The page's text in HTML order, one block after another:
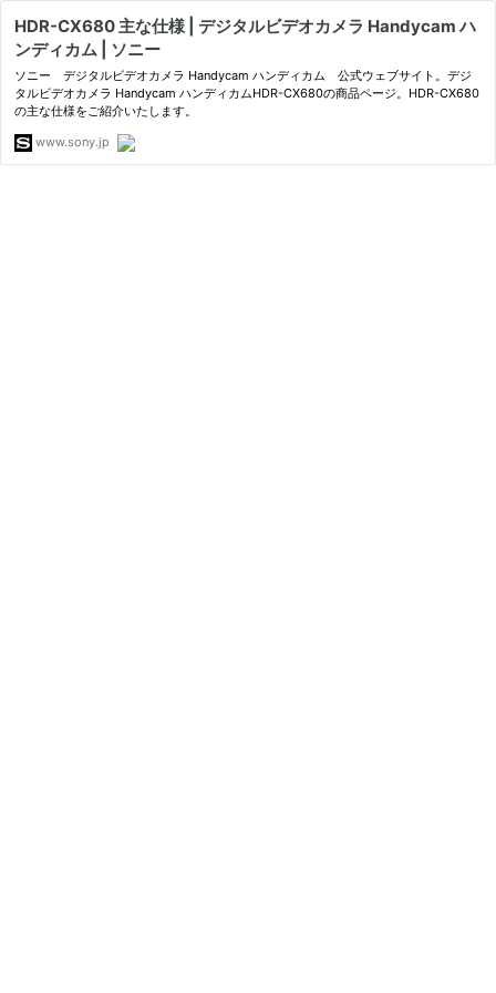
HDR-CX680 主な仕様 | デジタルビデオカメラ Handycam ハ
ンディカム | ソニー
ソニー デジタルビデオカメラ Handycam ハンディカム 公式ウェブサイト。デジ
タルビデオカメラ Handycam ハンディカムHDR-CX680の商品ページ。HDR-CX680
の主な仕様をご紹介いたします。
www.sony.jp